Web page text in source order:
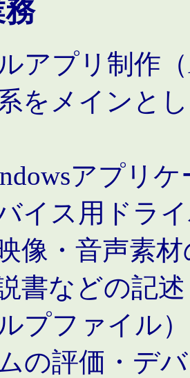
アプリ制作
をメインと
アプリ
イス用ドラ
像・音声素
書などの記
プファイル）
の評価・デ